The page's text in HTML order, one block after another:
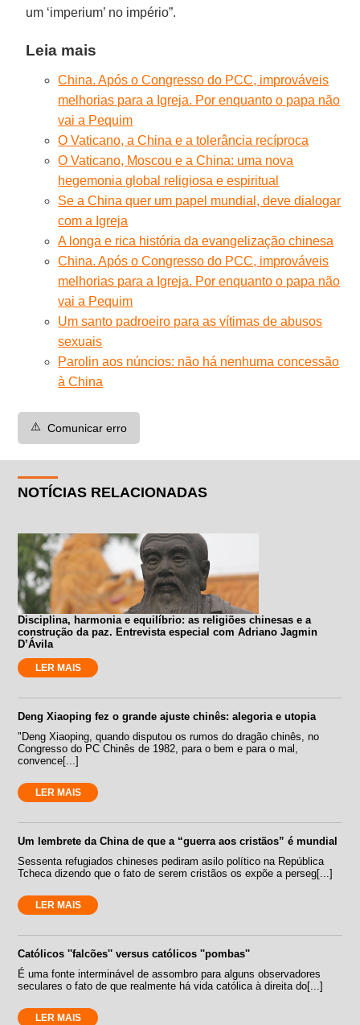
um ‘imperium’ no império”.
Leia mais
China. Após o Congresso do PCC, improváveis
melhorias para a Igreja. Por enquanto o papa não
vai a Pequim
O Vaticano, a China e a tolerância recíproca
O Vaticano, Moscou e a China: uma nova
hegemonia global religiosa e espiritual
Se a China quer um papel mundial, deve dialogar
com a Igreja
A longa e rica história da evangelização chinesa
China. Após o Congresso do PCC, improváveis
melhorias para a Igreja. Por enquanto o papa não
vai a Pequim
Um santo padroeiro para as vítimas de abusos
sexuais
Parolin aos núncios: não há nenhuma concessão
à China
⚠️ Comunicar erro
NOTÍCIAS RELACIONADAS
Disciplina, harmonia e equilíbrio: as religiões chinesas e a
construção da paz. Entrevista especial com Adriano Jagmin
D’Ávila
LER MAIS
Deng Xiaoping fez o grande ajuste chinês: alegoria e utopia
"Deng Xiaoping, quando disputou os rumos do dragão chinês, no
Congresso do PC Chinês de 1982, para o bem e para o mal,
convence[...]
LER MAIS
Um lembrete da China de que a “guerra aos cristãos” é mundial
Sessenta refugiados chineses pediram asilo político na República
Tcheca dizendo que o fato de serem cristãos os expõe a perseg[...]
LER MAIS
Católicos ''falcões'' versus católicos ''pombas''
É uma fonte interminável de assombro para alguns observadores
seculares o fato de que realmente há vida católica à direita do[...]
LER MAIS